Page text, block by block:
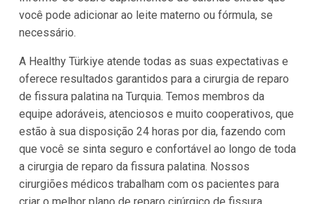
você pode adicionar ao leite materno ou fórmula, se
necessário.
A Healthy Türkiye atende todas as suas expectativas e
oferece resultados garantidos para a cirurgia de reparo
de fissura palatina na Turquia. Temos membros da
equipe adoráveis, atenciosos e muito cooperativos, que
estão à sua disposição 24 horas por dia, fazendo com
que você se sinta seguro e confortável ao longo de toda
a cirurgia de reparo da fissura palatina. Nossos
cirurgiões médicos trabalham com os pacientes para